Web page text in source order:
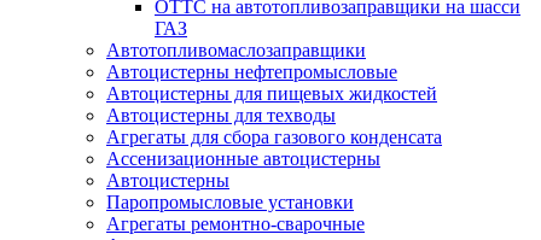
ОТТС на автотопливозаправщики на шасси
ГАЗ
Автотопливомаслозаправщики
Автоцистерны нефтепромысловые
Автоцистерны для пищевых жидкостей
Автоцистерны для техводы
Агрегаты для сбора газового конденсата
Ассенизационные автоцистерны
Автоцистерны
Паропромысловые установки
Агрегаты ремонтно-сварочные